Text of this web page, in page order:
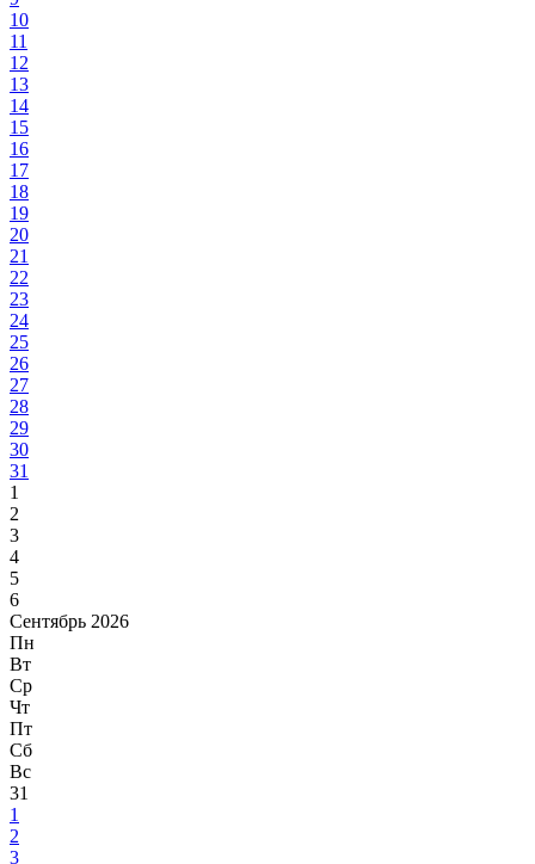
10
11
12
13
14
15
16
17
18
19
20
21
22
23
24
25
26
27
28
29
30
31
1
2
3
4
5
6
Сентябрь 2026
Пн
Вт
Ср
Чт
Пт
Сб
Вс
31
1
2
3